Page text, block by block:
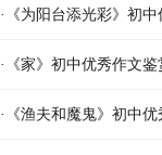
·《为阳台添光彩》初
·《家》初中优秀作文鉴
·《渔夫和魔鬼》初中